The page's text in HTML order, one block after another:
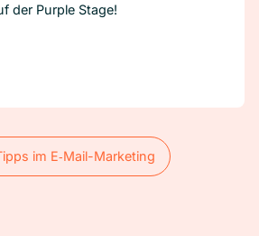
der Purple Stage!
im E‑Mail-Marketing
im E‑Mail-Marketing